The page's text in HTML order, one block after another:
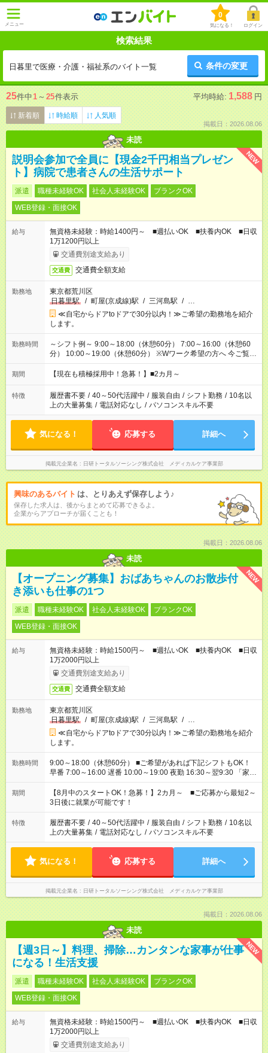
メニュー
0
気になる！ ログイン
検索結果
日暮里で医療・介護・福祉系のバイト一覧 条件の変更
25件中1 ～ 25件表示 平均時給: 1,588 円
新着順 時給順 人気順
掲載日：2026.08.06
未読
NEW
説明会参加で全員に【現金2千円相当プレゼン
ト】病院で患者さんの生活サポート
派遣 職種未経験OK 社会人未経験OK
ブランクOK
WEB登録・面接OK
給与
無資格未経験：時給1400円～ ■週払いOK ■扶養内OK ■日収
1万1200円以上
交通費別途支給あり
交通費 交通費全額支給
勤務地
東京都荒川区
日暮里駅
/ 町屋(京成線)駅 / 三河島駅 / …
≪自宅からドアtoドアで30分以内！≫ご希望の勤務地を紹介
します。
勤務時間
～シフト例～ 9:00～18:00（休憩60分） 7:00～16:00（休憩60
分） 10:00～19:00（休憩60分） ※Wワーク希望の方へ 今ご覧の
お仕事で希望する勤務時間と、もう1つのお仕事の勤務時間の合
計が 週40時間を超えなければOKです。
期間 【現在も積極採用中！急募！】■2カ月～
特徴 履歴書不要 / 40～50代活躍中 / 服装自由 / シフト勤務 / 10名以
上の大量募集 / 電話対応なし / パソコンスキル不要
気になる！ 応募する 詳細へ
掲載元企業名 日研トータルソーシング株式会社 メディカルケア事業部
興味のあるバイト は、とりあえず保存しよう♪
保存した求人は、後からまとめて応募できるよ。
企業からアプローチが届くことも！
掲載日：2026.08.06
未読
NEW
【オープニング募集】おばあちゃんのお散歩付
き添いも仕事の1つ
派遣 職種未経験OK 社会人未経験OK
ブランクOK
WEB登録・面接OK
給与
無資格未経験：時給1500円～ ■週払いOK ■扶養内OK ■日収
1万2000円以上
交通費別途支給あり
交通費 交通費全額支給
勤務地
東京都荒川区
日暮里駅
/ 町屋(京成線)駅 / 三河島駅 / …
≪自宅からドアtoドアで30分以内！≫ご希望の勤務地を紹介
します。
勤務時間
9:00～18:00（休憩60分） ■ご希望があれば下記シフトもOK！
早番 7:00～16:00 遅番 10:00～19:00 夜勤 16:30～翌9:30 「家族
と休みを合わせたい」 「余裕を持って夕飯の準備がしたい」
「できれば残業はしたくない」 など、ご希望を教えてください
ね。 ※Wワーク希望の方へ 今ご覧のお仕事で希望する勤務時間
と、もう1つのお仕事の勤務時間。 合計で週40時間を超える場
合は応募できません。
期間
【8月中のスタートOK！急募！】2カ月～ ■ご応募から最短2～
3日後に就業が可能です！
特徴 履歴書不要 / 40～50代活躍中 / 服装自由 / シフト勤務 / 10名以
上の大量募集 / 電話対応なし / パソコンスキル不要
気になる！ 応募する 詳細へ
掲載元企業名 日研トータルソーシング株式会社 メディカルケア事業部
掲載日：2026.08.06
未読
NEW
【週3日～】料理、掃除…カンタンな家事が仕事
になる！生活支援
派遣 職種未経験OK 社会人未経験OK
ブランクOK
WEB登録・面接OK
給与
無資格未経験：時給1500円～ ■週払いOK ■扶養内OK ■日収
1万2000円以上
交通費別途支給あり